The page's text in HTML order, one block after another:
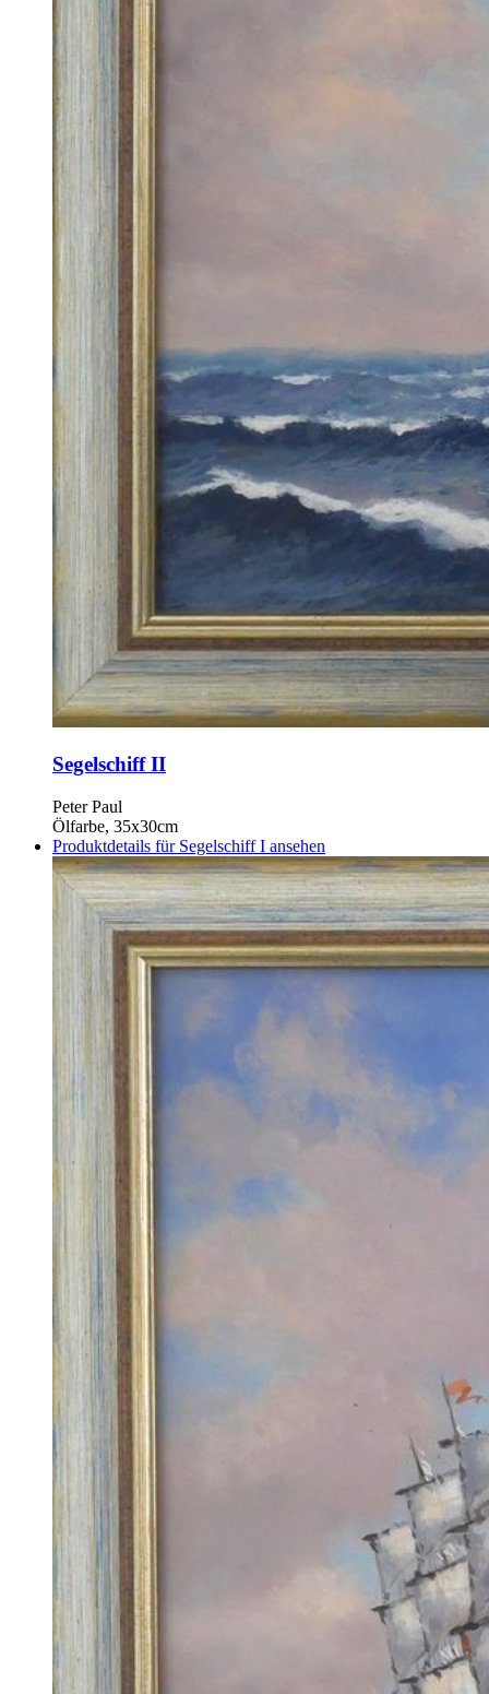
Segelschiff II
Peter Paul
Ölfarbe, 35x30cm
Produktdetails für Segelschiff I ansehen